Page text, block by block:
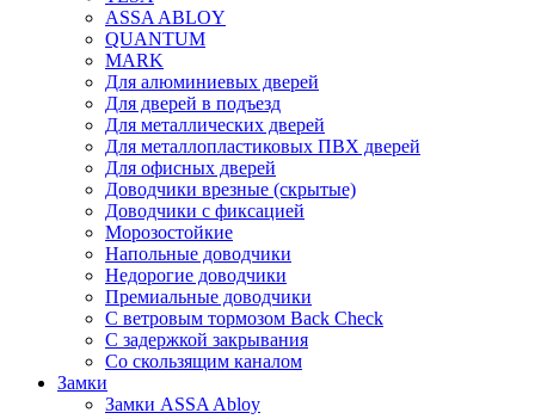
ASSA ABLOY
QUANTUM
MARK
Для алюминиевых дверей
Для дверей в подъезд
Для металлических дверей
Для металлопластиковых ПВХ дверей
Для офисных дверей
Доводчики врезные (скрытые)
Доводчики с фиксацией
Морозостойкие
Напольные доводчики
Недорогие доводчики
Премиальные доводчики
С ветровым тормозом Back Check
С задержкой закрывания
Со скользящим каналом
Замки
Замки ASSA Abloy